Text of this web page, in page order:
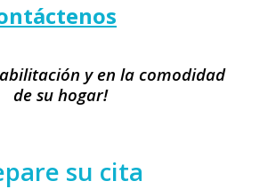
y en la comodidad
de su hogar!
su cita